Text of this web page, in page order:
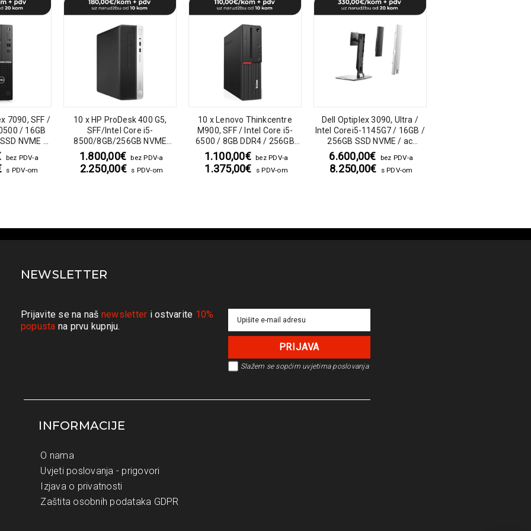
7090, SFF /
/ 16GB
NVME /
bez PDV-a
s PDV-om
10 x HP ProDesk 400 G5,
SFF/Intel Core i5-
8500/8GB/256GB NVME
SSD/DVD
1.800,00€ bez PDV-a
2.250,00€ s PDV-om
10 x Lenovo Thinkcentre
M900, SFF / Intel Core i5-
6500 / 8GB DDR4 / 256GB
SSD / DVD-RW
1.100,00€ bez PDV-a
1.375,00€ s PDV-om
Dell Optiplex 3090, Ultra /
Intel Corei5-1145G7 / 16GB /
256GB SSD NVME / ac
adapters
6.600,00€ bez PDV-a
8.250,00€ s PDV-om
NEWSLETTER
Prijavite se na naš newsletter i ostvarite 10%
popusta na prvu kupnju.
Slažem se sopćim uvjetima poslovanja
INFORMACIJE
O nama
Uvjeti poslovanja - prigovori
Izjava o privatnosti
Zaštita osobnih podataka GDPR